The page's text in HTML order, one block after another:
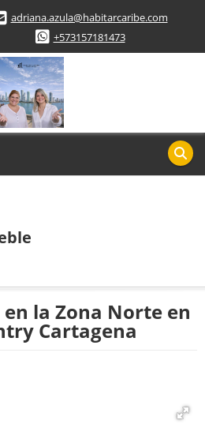
adriana.azula@habitarcaribe.com
+573157181473
la Zona Norte en
Cartagena